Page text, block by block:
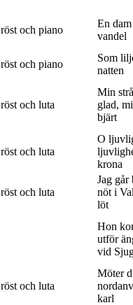
röst och piano
En
vandel
röst och piano
Som
natten
röst och luta
Min
glad,
bjärt
röst och luta
O
krona
röst och luta
Jag går
nöt i
löt
Hon
utför
vid
röst och luta
Möter
karl